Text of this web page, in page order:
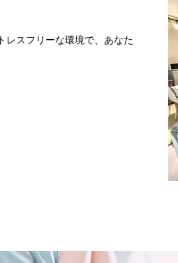
スフリーな環境で、あなた